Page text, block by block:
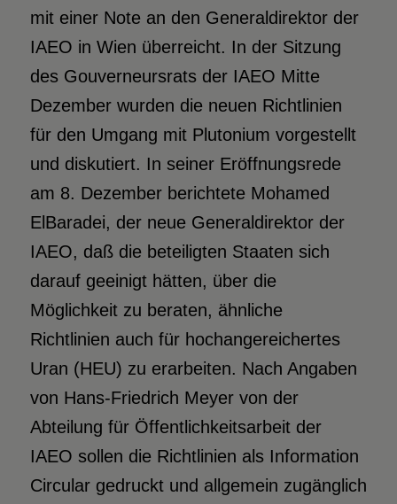
mit einer Note an den Generaldirektor der
IAEO in Wien überreicht. In der Sitzung
des Gouverneursrats der IAEO Mitte
Dezember wurden die neuen Richtlinien
für den Umgang mit Plutonium vorgestellt
und diskutiert. In seiner Eröffnungsrede
am 8. Dezember berichtete Mohamed
ElBaradei, der neue Generaldirektor der
IAEO, daß die beteiligten Staaten sich
darauf geeinigt hätten, über die
Möglichkeit zu beraten, ähnliche
Richtlinien auch für hochangereichertes
Uran (HEU) zu erarbeiten. Nach Angaben
von Hans-Friedrich Meyer von der
Abteilung für Öffentlichkeitsarbeit der
IAEO sollen die Richtlinien als Information
Circular gedruckt und allgemein zugänglich